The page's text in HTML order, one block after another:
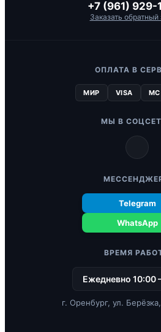
+7 (961) 929-
Заказать обратный
ОПЛАТА В
МИР VISA MC
МЫ В
Telegram
WhatsApp
ВРЕМЯ
Ежедневно 10:00
г. Оренбург, ул.